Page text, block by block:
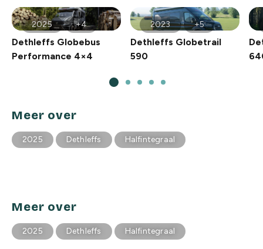
2025 +4
Dethleffs Globebus
Performance 4×4
2023 +5
Dethleffs Globetrail
590
Meer over
2025 Dethleffs Halfintegraal
Meer over
2025 Dethleffs Halfintegraal